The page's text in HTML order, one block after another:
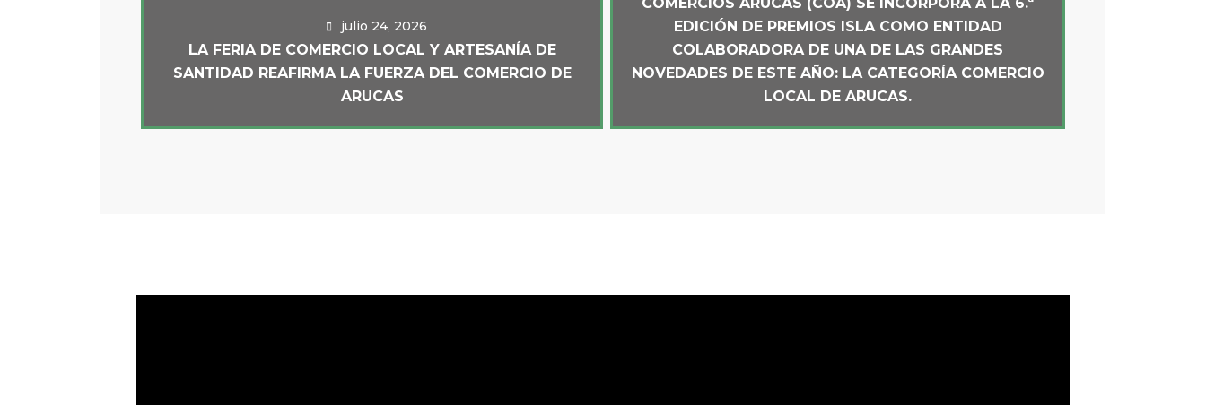
julio 24, 2026
LA FERIA DE COMERCIO LOCAL Y ARTESANÍA DE
SANTIDAD REAFIRMA LA FUERZA DEL COMERCIO DE
ARUCAS
EDICIÓN DE PREMIOS ISLA COMO ENTIDAD
COLABORADORA DE UNA DE LAS GRANDES
NOVEDADES DE ESTE AÑO: LA CATEGORÍA COMERCIO
LOCAL DE ARUCAS.